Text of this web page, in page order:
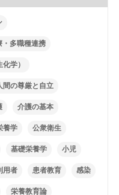
・多職種連携
学）
間の尊厳と自立
介護の基本
養学 公衆衛生
基礎栄養学 小児
用者 患者教育 感染
栄養教育論